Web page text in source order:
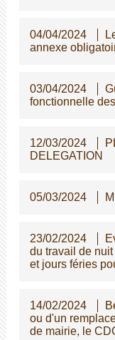
04/04/2024
annexe
03/04/2024
fonctionnelle
12/03/2024
DELEGATION
05/03/2024
23/02/2024
du travail de
et jours féries
14/02/2024
ou d'un
de mairie, le